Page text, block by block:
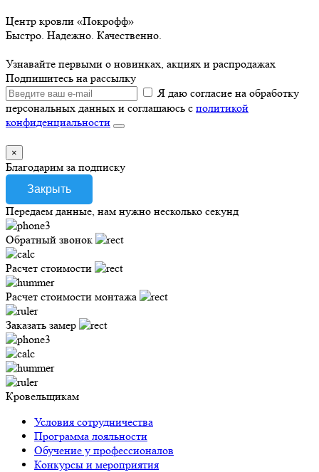
Центр кровли «Покрофф»
Быстро. Надежно. Качественно.
Узнавайте первыми о новинках, акциях и распродажах
Подпишитесь на рассылку
Я даю согласие на обработку
персональных данных и соглашаюсь с политикой
конфиденциальности
×
Благодарим за подписку
Закрыть
Передаем данные, нам нужно несколько секунд
Обратный звонок
Расчет стоимости
Расчет стоимости монтажа
Заказать замер
Кровельщикам
Условия сотрудничества
Программа лояльности
Обучение у профессионалов
Конкурсы и мероприятия